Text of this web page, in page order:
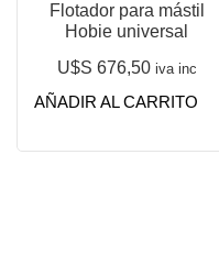
Flotador para mástil
Hobie universal
U$S 676,50 iva inc
AÑADIR AL CARRITO